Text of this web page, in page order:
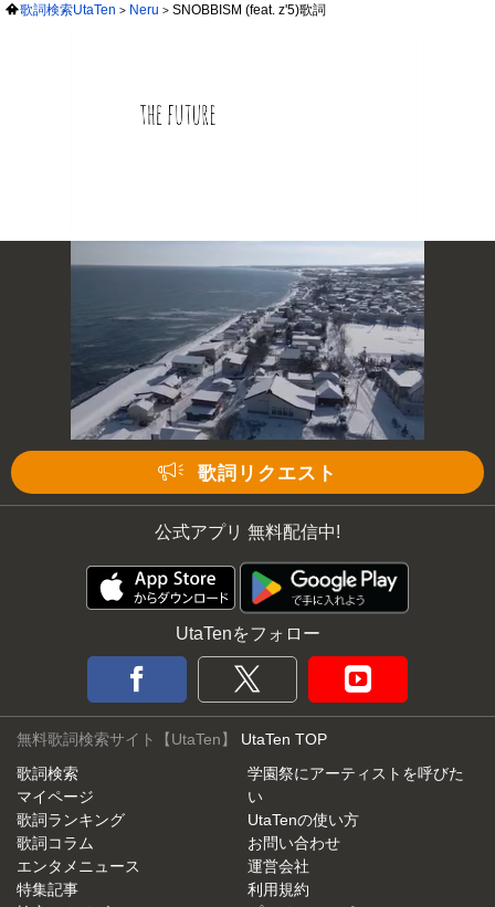
歌詞検索UtaTen Neru SNOBBISM (feat. z'5)歌詞
次の動画まで 3 キャンセル
歌詞リクエスト
公式アプリ 無料配信中!
UtaTenをフォロー
無料歌詞検索サイト【UtaTen】 UtaTen TOP
歌詞検索
マイページ
歌詞ランキング
歌詞コラム
エンタメニュース
特集記事
学園祭にアーティストを呼びた
い
UtaTenの使い方
お問い合わせ
運営会社
利用規約